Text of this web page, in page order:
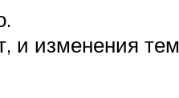
и изменения